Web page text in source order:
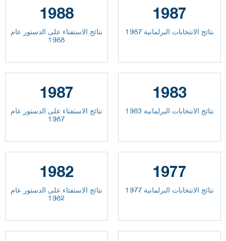
1988
نتائج الاستفتاء على الدستور عام
1988
1987
نتائج الانتخابات البرلمانية 1987
1987
نتائج الاستفتاء على الدستور عام
1987
1983
نتائج الانتخابات البرلمانية 1983
1982
نتائج الاستفتاء على الدستور عام
1982
1977
نتائج الانتخابات البرلمانية 1977